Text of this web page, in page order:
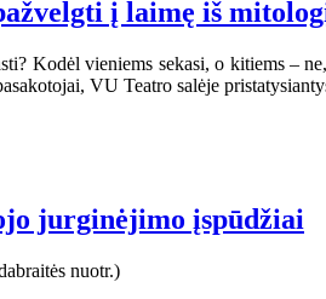
į laimę iš
Kodėl vieniems sekasi, o kitiems –
VU Teatro salėje
jurginėjimo įspūdžiai